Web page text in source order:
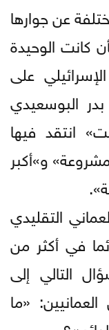
عن جوارها
كانت الوحيدة
على
البوسعيدي
انتقد فيها
و»أكبر
التقليدي
في أكثر من
التالي إلى
«ما